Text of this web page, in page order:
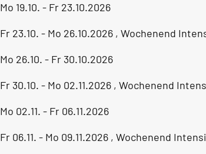
Mo 19.10. - Fr 23.10.2026
Fr 23.10. - Mo 26.10.2026 , Wochenend
Mo 26.10. - Fr 30.10.2026
Fr 30.10. - Mo 02.11.2026 , Wochenend
Mo 02.11. - Fr 06.11.2026
Fr 06.11. - Mo 09.11.2026 , Wochenend